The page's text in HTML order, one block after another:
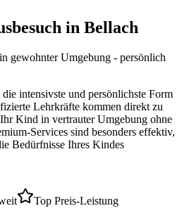
in Bellach
gewohnter Umgebung - persönlich
intensivste und persönlichste Form
Lehrkräfte kommen direkt zu
Kind in vertrauter Umgebung ohne
Services sind besonders effektiv,
Bedürfnisse Ihres Kindes
Top Preis-Leistung